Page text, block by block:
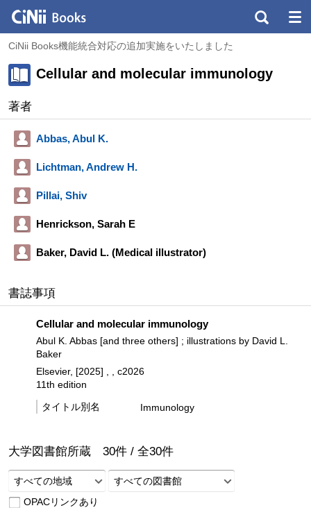
CiNii Books機能統合対応の追加実施をいたしました
Cellular and molecular immunology
著者
Abbas, Abul K.
Lichtman, Andrew H.
Pillai, Shiv
Henrickson, Sarah E
Baker, David L. (Medical illustrator)
書誌事項
Cellular and molecular immunology
Abul K. Abbas [and three others] ; illustrations by David L.
Baker
Elsevier, [2025] , , c2026
11th edition
タイトル別名
Immunology
大学図書館所蔵 30件 / 全30件
すべての地域
すべての図書館
OPACリンクあり